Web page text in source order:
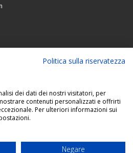
Forte Villas real estate agency Forte
Politica sulla riservatezza
dei dati dei nostri visitatori, per
contenuti personalizzati e offrirti
Per ulteriori informazioni sui
Negare